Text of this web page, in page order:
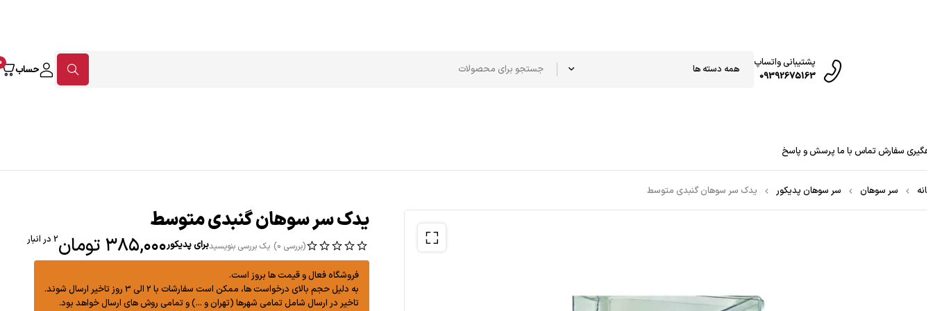
پشتیبانی واتساپ
09392675163
حساب
0
سفارشتماس با ماپرسش و پاسخ
سر سوهان سر سوهان پدیکور يدک سر سوهان گنبدی متوسط
يدک سر سوهان گنبدی متوسط
(بررسی 0) یک بررسی بنویسیدبرای پدیکور۳۸۵,۰۰۰تومان
فروشگاه فعال و قیمت ها بروز است.
به دلیل حجم بالای درخواست ها، ممکن است سفارشات با 2 الی 3 روز تاخیر ارسال شوند.
تاخیر در ارسال شامل تمامی شهرها (تهران و ...) و تمامی روش های ارسال خواهد بود.